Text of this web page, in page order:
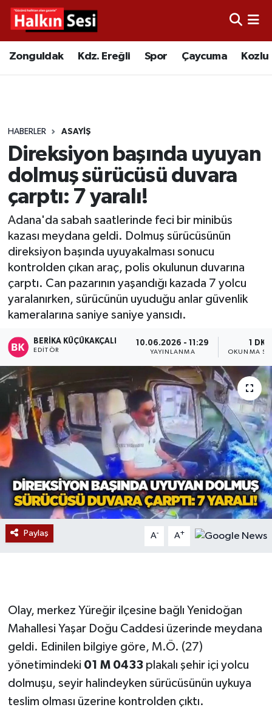
Zonguldak Kdz. Ereğli Spor Çaycuma Kozlu
HABERLER ASAYIŞ
Direksiyon başında uyuyan
dolmuş sürücüsü duvara
çarptı: 7 yaralı!
Adana'da sabah saatlerinde feci bir minibüs
kazası meydana geldi. Dolmuş sürücüsünün
direksiyon başında uyuyakalması sonucu
kontrolden çıkan araç, polis okulunun duvarına
çarptı. Can pazarının yaşandığı kazada 7 yolcu
yaralanırken, sürücünün uyuduğu anlar güvenlik
kameralarına saniye saniye yansıdı.
BERIKA KÜÇÜKAKÇALI
EDITÖR
10.06.2026 - 11:29
YAYINLANMA
1 DK
OKUNMA
Paylaş A- A+
Olay, merkez Yüreğir ilçesine bağlı Yenidoğan
Mahallesi Yaşar Doğu Caddesi üzerinde meydana
geldi. Edinilen bilgiye göre, M.Ö. (27)
yönetimindeki 01 M 0433plakalı şehir içi yolcu
dolmuşu, seyir halindeyken sürücüsünün uykuya
teslim olması üzerine kontrolden çıktı.
Video
Çaycuma
Alaplı
Asayiş
Bartın
Karabük
Devrek
ÇEVRE
BİLİM VE TEKNOLOJİ
DUNYA
Düzce
Eğitim
Ekonomi
Genel
İş ilanı
Kilimli
Kültür - Sanat
Merkez Hava Durumu
Süper Lig Puan Durumu ve Fikstür
Tüm Manşetler
Son Dakika Haberleri
Haber Arşivi